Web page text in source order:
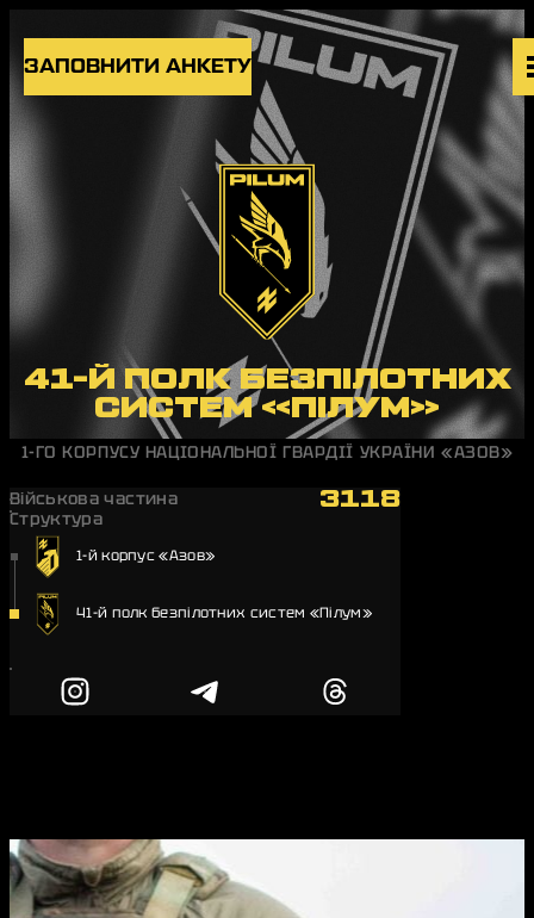
ЗАПОВНИТИ АНКЕТУ
41-Й ПОЛК БЕЗПІЛОТНИХ
СИСТЕМ «ПІЛУМ»
1-ГО КОРПУСУ НАЦІОНАЛЬНОЇ ГВАРДІЇ УКРАЇНИ «АЗОВ»
Військова частина 3118
Структура
1-й корпус «Азов»
41-й полк безпілотних систем «Пілум»